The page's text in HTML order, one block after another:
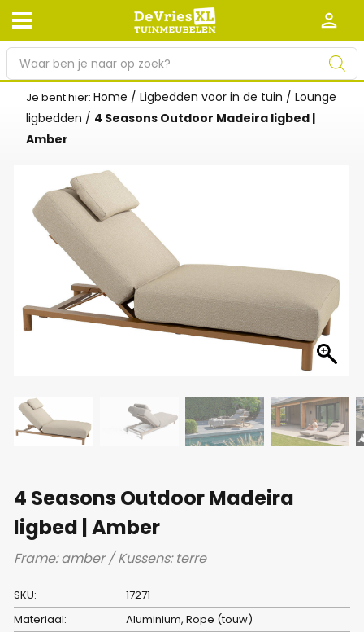
Afhalen en bezorgen Retourneren
Garantie
Leveringsvoorwaarden
Zakelijk Werken bij De Vries XL
Tuinmeubelwinkel in de buurt
r
Je bent hier:Home /Ligbedden voor in de tuin /Lounge
ligbedden / 4 Seasons Outdoor Madeira ligbed |
Amber
4 Seasons Outdoor Madeira
ligbed | Amber
Frame: amber / Kussens: terre
SKU:
17271
Materiaal:
Aluminium, Rope (touw)